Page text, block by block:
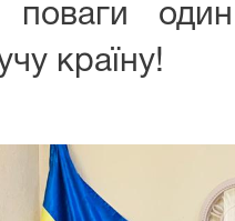
поваги
країну!